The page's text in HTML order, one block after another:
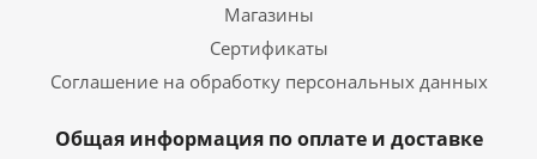
Магазины
Сертификаты
Соглашение на обработку персональных данных
Общая информация по оплате и доставке